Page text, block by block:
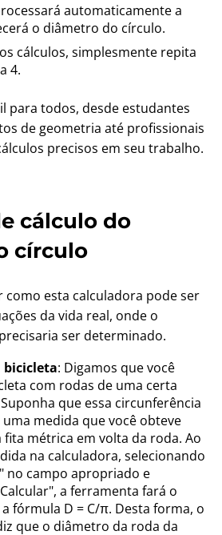
automaticamente a
o diâmetro do círculo.
cálculos, simplesmente repita
4.
para todos, desde estudantes
de geometria até profissionais
precisos em seu trabalho.
cálculo do
círculo
como esta calculadora pode ser
da vida real, onde o
ser determinado.
bicicleta: Digamos que você
com rodas de uma certa
que essa circunferência
uma medida que você obteve
métrica em volta da roda. Ao
na calculadora, selecionando
no campo apropriado e
a ferramenta fará o
fórmula D = C/π. Desta forma, o
que o diâmetro da roda da